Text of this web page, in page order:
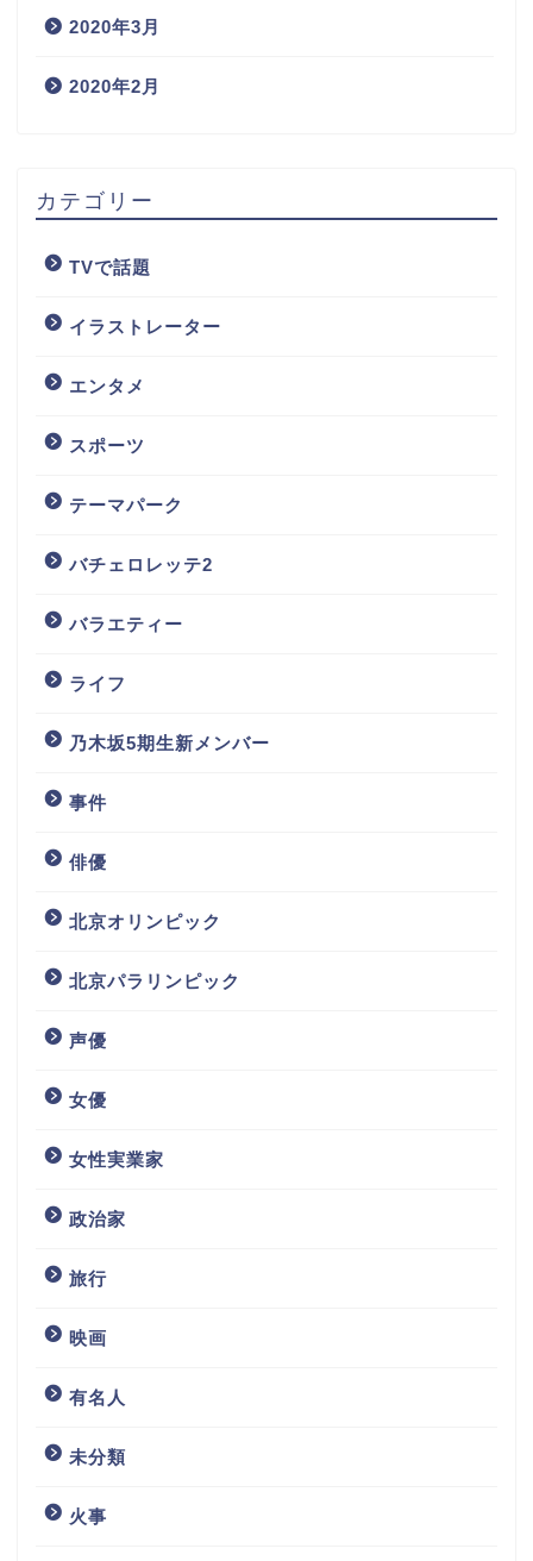
2020年3月
2020年2月
カテゴリー
TVで話題
イラストレーター
エンタメ
スポーツ
テーマパーク
バチェロレッテ2
バラエティー
ライフ
乃木坂5期生新メンバー
事件
俳優
北京オリンピック
北京パラリンピック
声優
女優
女性実業家
政治家
旅行
映画
有名人
未分類
火事